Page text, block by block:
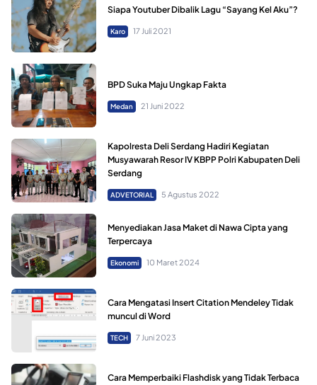
Siapa Youtuber Dibalik Lagu “Sayang Kel Aku”?
Karo 17 Juli 2021
BPD Suka Maju Ungkap Fakta
Medan 21 Juni 2022
Kapolresta Deli Serdang Hadiri Kegiatan
Musyawarah Resor IV KBPP Polri Kabupaten Deli
Serdang
ADVETORIAL 5 Agustus 2022
Menyediakan Jasa Maket di Nawa Cipta yang
Terpercaya
Ekonomi 10 Maret 2024
Cara Mengatasi Insert Citation Mendeley Tidak
muncul di Word
TECH 7 Juni 2023
Cara Memperbaiki Flashdisk yang Tidak Terbaca